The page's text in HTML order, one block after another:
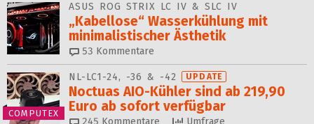
ASUS ROG STRIX LC IV & SLC IV
„Kabellose“ Wasserkühlung mit
minimalistischer Ästhetik
53 Kommentare
COMPUTEX
NL-LC1-24, -36 & -42 UPDATE
Noctuas AIO-Kühler sind ab 219,90
Euro ab sofort verfügbar